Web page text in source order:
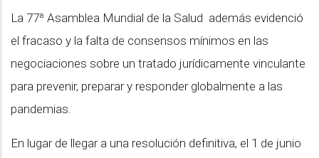
La 77ª Asamblea Mundial de la Salud además evidenció
el fracaso y la falta de consensos mínimos en las
negociaciones sobre un tratado jurídicamente vinculante
para prevenir, preparar y responder globalmente a las
pandemias.
En lugar de llegar a una resolución definitiva, el 1 de junio